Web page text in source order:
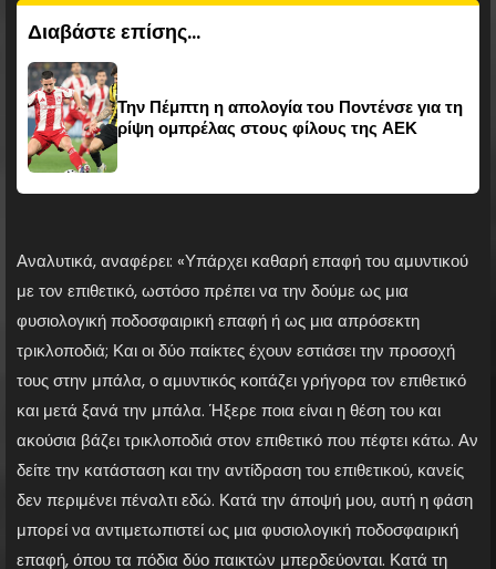
Διαβάστε επίσης...
Την Πέμπτη η απολογία του Ποντένσε για τη
ρίψη ομπρέλας στους φίλους της ΑΕΚ
Αναλυτικά, αναφέρει: «Υπάρχει καθαρή επαφή του αμυντικού
με τον επιθετικό, ωστόσο πρέπει να την δούμε ως μια
φυσιολογική ποδοσφαιρική επαφή ή ως μια απρόσεκτη
τρικλοποδιά; Και οι δύο παίκτες έχουν εστιάσει την προσοχή
τους στην μπάλα, ο αμυντικός κοιτάζει γρήγορα τον επιθετικό
και μετά ξανά την μπάλα. Ήξερε ποια είναι η θέση του και
ακούσια βάζει τρικλοποδιά στον επιθετικό που πέφτει κάτω. Αν
δείτε την κατάσταση και την αντίδραση του επιθετικού, κανείς
δεν περιμένει πέναλτι εδώ. Κατά την άποψή μου, αυτή η φάση
μπορεί να αντιμετωπιστεί ως μια φυσιολογική ποδοσφαιρική
επαφή, όπου τα πόδια δύο παικτών μπερδεύονται. Κατά τη